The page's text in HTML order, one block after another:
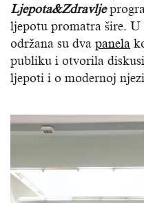
Ljepota&Zdravlje
ljepotu promatra šire.
održana su dva panela
publiku i otvorila
ljepoti i o modernoj